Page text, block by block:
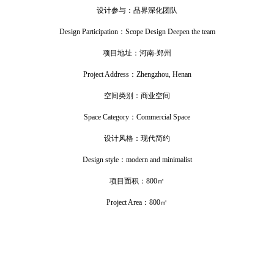
设计参与：品界深化团队
Design Participation：Scope Design Deepen the team
项目地址：河南-郑州
Project Address：Zhengzhou, Henan
空间类别：商业空间
Space Category：Commercial Space
设计风格：现代简约
Design style：modern and minimalist
项目面积：800㎡
Project Area：800㎡